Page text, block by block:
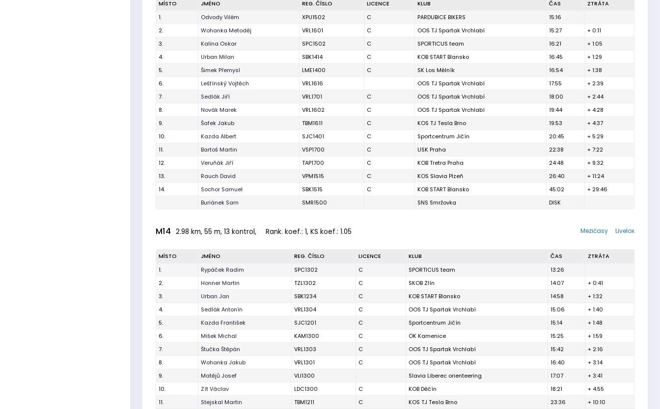
MÍSTO JMÉNO REG. ČÍSLO LICENCE KLUB ČAS
ZTRÁTA
1.
Odvody Vilém XPU1502 C PARDUBICE BIKERS
15:16
2.
Wohanka Metoděj VRL1601 C OOS TJ Spartak Vrchlabí 15:27
+ 0:11
3.
Kalina Oskar SPC1502 C SPORTICUS team 16:21
+ 1:05
4.
Urban Milan SBK1414 C KOB START Blansko 16:45
+ 1:29
5.
Šimek Přemysl LME1400 C SK Los Mělník 16:54
+ 1:38
6.
Leštínský Vojtěch VRL1616 OOS TJ Spartak Vrchlabí 17:55
+ 2:39
7.
Sedlák Jiří VRL1701 C OOS TJ Spartak Vrchlabí 18:00
+ 2:44
8.
Novák Marek VRL1602 C OOS TJ Spartak Vrchlabí 19:44
+ 4:28
9.
Šafek Jakub TBM1611 C KOS TJ Tesla Brno 19:53
+ 4:37
10.
Kazda Albert SJC1401 C Sportcentrum Jičín 20:45
+ 5:29
11.
Bartoš Martin VSP1700 C USK Praha 22:38
+ 7:22
12.
Veruňák Jiří TAP1700 C KOB Tretra Praha 24:48
+ 9:32
13.
Rauch David VPM1515 C KOS Slavia Plzeň 26:40
+ 11:24
14.
Sochor Samuel SBK1515 C KOB START Blansko 45:02
+ 29:46
Buriánek Sam
SMR1500 SNS Smržovka DISK
M14 2.98 km, 55 m, 13 kontrol, Rank. koef.: 1, KS koef.: 1.05 Livelox
Mezičasy
MÍSTO JMÉNO REG. ČÍSLO LICENCE KLUB ČAS
ZTRÁTA
1.
Rypáček Radim SPC1302 C SPORTICUS team
13:26
2.
Honner Martin TZL1302 C SKOB Zlín 14:07
+ 0:41
3.
Urban Jan SBK1234 C KOB START Blansko 14:58
+ 1:32
4.
Sedlák Antonín VRL1304 C OOS TJ Spartak Vrchlabí 15:06
+ 1:40
5.
Kazda František SJC1201 C Sportcentrum Jičín 15:14
+ 1:48
6.
Mišek Michal KAM1300 C OK Kamenice 15:25
+ 1:59
7.
Štučka Štěpán VRL1303 C OOS TJ Spartak Vrchlabí 15:42
+ 2:16
8.
Wohanka Jakub VRL1301 C OOS TJ Spartak Vrchlabí 16:40
+ 3:14
9.
Matějů Josef VLI1300 Slavia Liberec orienteering 17:07
+ 3:41
10.
Zít Václav LDC1300 C KOB Děčín 18:21
+ 4:55
11.
Stejskal Martin TBM1211 C KOS TJ Tesla Brno 23:36
+ 10:10